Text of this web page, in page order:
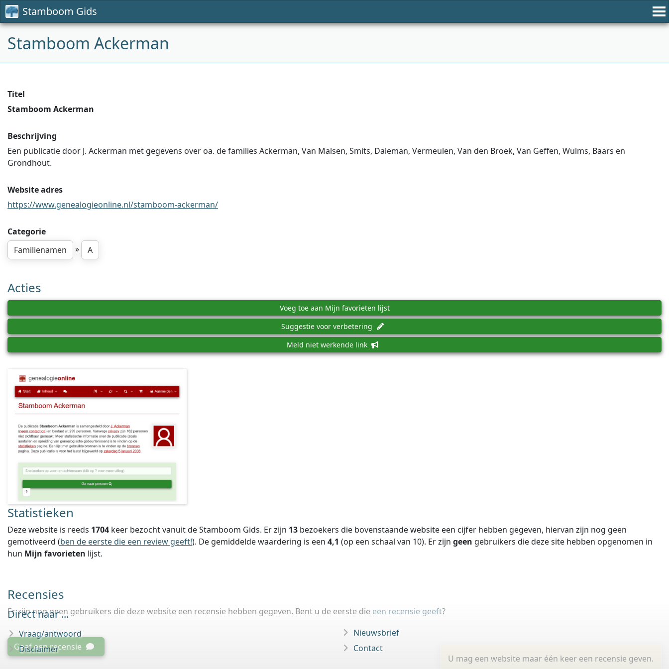
Stamboom Gids
Stamboom Ackerman
Titel
Stamboom Ackerman
Beschrijving
Een publicatie door J. Ackerman met gegevens over oa. de families Ackerman, Van Malsen, Smits, Daleman, Vermeulen, Van den Broek, Van Geffen, Wulms, Baars en
Grondhout.
Website adres
https://www.genealogieonline.nl/stamboom-ackerman/
Categorie
Familienamen
» A
Acties
Voeg toe aan Mijn favorieten lijst
Suggestie voor verbetering
Meld niet werkende link
Statistieken
Deze website is reeds 1704 keer bezocht vanuit de Stamboom Gids. Er zijn 13 bezoekers die bovenstaande website een cijfer hebben gegeven, hiervan zijn nog geen
gemotiveerd (ben de eerste die een review geeft!). De gemiddelde waardering is een 4,1 (op een schaal van 10). Er zijn geen gebruikers die deze site hebben opgenomen in
hun Mijn favorieten lijst.
Recensies
Er zijn nog geen gebruikers die deze website een recensie hebben gegeven. Bent u de eerste die een recensie geeft?
U mag een website maar één keer een recensie geven.
Geef een recensie
Direct naar ...
Vraag/antwoord
Disclaimer
Nieuwsbrief
Contact